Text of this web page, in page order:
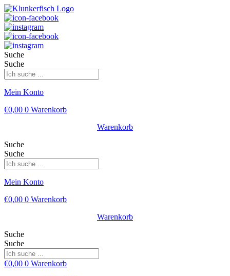
Suche
Suche
Mein Konto
€0,00 0 Warenkorb
Warenkorb
Suche
Suche
Mein Konto
€0,00 0 Warenkorb
Warenkorb
Suche
Suche
€0,00 0 Warenkorb